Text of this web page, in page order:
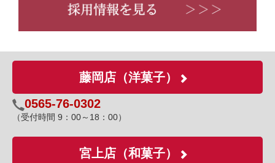
藤岡店（洋菓子）
0565-76-0302
（受付時間 9：00～18：00）
宮上店（和菓子）